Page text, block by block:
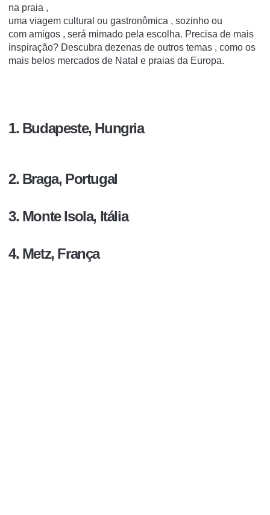
na praia ,
uma viagem cultural ou gastronômica , sozinho ou
com amigos , será mimado pela escolha. Precisa de mais
inspiração? Descubra dezenas de outros temas , como os
mais belos mercados de Natal e praias da Europa.
1. Budapeste, Hungria
2. Braga, Portugal
3. Monte Isola, Itália
4. Metz, França